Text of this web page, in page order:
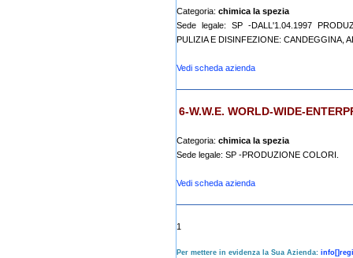
Categoria: chimica la spezia
Sede legale: SP -DALL'1.04.1997
PULIZIA E DISINFEZIONE: CANDEGGINA,
Vedi scheda azienda
6-W.W.E. WORLD-WIDE-
Categoria: chimica la spezia
Sede legale: SP -PRODUZIONE COLORI.
Vedi scheda azienda
1
Per mettere in evidenza la Sua Azienda: